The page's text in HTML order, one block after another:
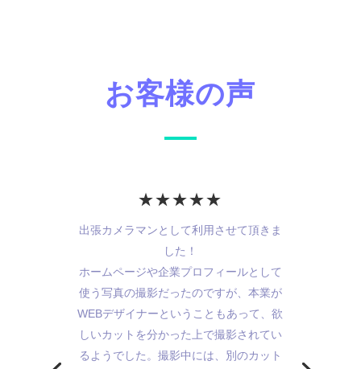
お客様の声
★★★★★
出張カメラマンとして利用させて頂きま
した！
ホームページや企業プロフィールとして
使う写真の撮影だったのですが、本業が
WEBデザイナーということもあって、欲
しいカットを分かった上で撮影されてい
るようでした。撮影中には、別のカット